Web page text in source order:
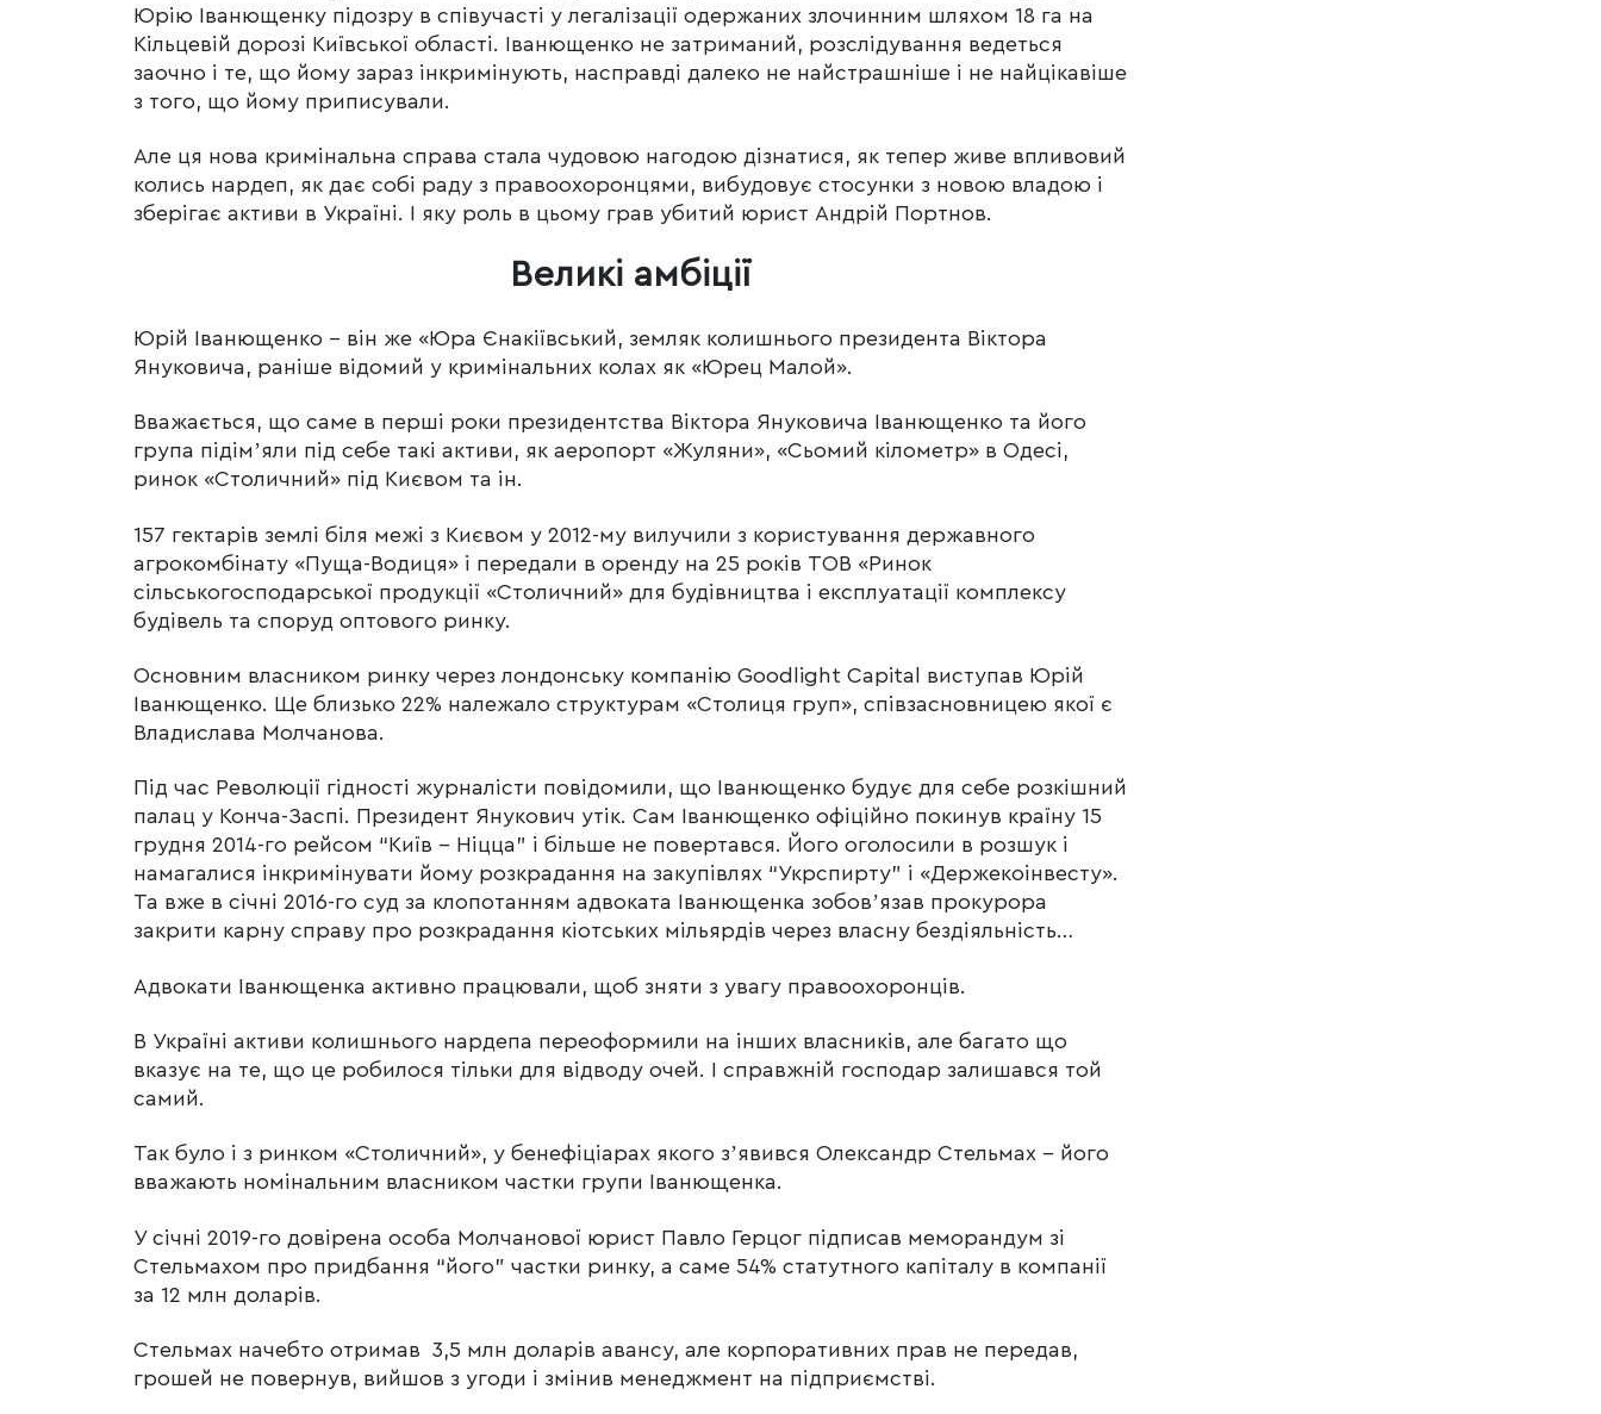
Юрію Іванющенку підозру в співучасті у легалізації одержаних злочинним шляхом 18 га на
Кільцевій дорозі Київської області. Іванющенко не затриманий, розслідування ведеться
заочно і те, що йому зараз інкримінують, насправді далеко не найстрашніше і не найцікавіше
з того, що йому приписували.
Але ця нова кримінальна справа стала чудовою нагодою дізнатися, як тепер живе впливовий
колись нардеп, як дає собі раду з правоохоронцями, вибудовує стосунки з новою владою і
зберігає активи в Україні. І яку роль в цьому грав убитий юрист Андрій Портнов.
Великі амбіції
Юрій Іванющенко – він же «Юра Єнакіївський, земляк колишнього президента Віктора
Януковича, раніше відомий у кримінальних колах як «Юрец Малой».
Вважається, що саме в перші роки президентства Віктора Януковича Іванющенко та його
група підімʼяли під себе такі активи, як аеропорт «Жуляни», «Сьомий кілометр» в Одесі,
ринок «Столичний» під Києвом та ін.
157 гектарів землі біля межі з Києвом у 2012-му вилучили з користування державного
агрокомбінату «Пуща-Водиця» і передали в оренду на 25 років ТОВ «Ринок
сільськогосподарської продукції «Столичний» для будівництва і експлуатації комплексу
будівель та споруд оптового ринку.
Основним власником ринку через лондонську компанію Goodlight Capital виступав Юрій
Іванющенко. Ще близько 22% належало структурам «Столиця груп», співзасновницею якої є
Владислава Молчанова.
Під час Революції гідності журналісти повідомили, що Іванющенко будує для себе розкішний
палац у Конча-Заспі. Президент Янукович утік. Сам Іванющенко офіційно покинув країну 15
грудня 2014-го рейсом “Київ – Ніцца” і більше не повертався. Його оголосили в розшук і
намагалися інкримінувати йому розкрадання на закупівлях “Укрспирту” і «Держекоінвесту».
Та вже в січні 2016-го суд за клопотанням адвоката Іванющенка зобовʼязав прокурора
закрити карну справу про розкрадання кіотських мільярдів через власну бездіяльність…
Адвокати Іванющенка активно працювали, щоб зняти з увагу правоохоронців.
В Україні активи колишнього нардепа переоформили на інших власників, але багато що
вказує на те, що це робилося тільки для відводу очей. І справжній господар залишався той
самий.
Так було і з ринком «Столичний», у бенефіціарах якого зʼявився Олександр Стельмах – його
вважають номінальним власником частки групи Іванющенка.
У січні 2019-го довірена особа Молчанової юрист Павло Герцог підписав меморандум зі
Стельмахом про придбання “його” частки ринку, а саме 54% статутного капіталу в компанії
за 12 млн доларів.
Стельмах начебто отримав 3,5 млн доларів авансу, але корпоративних прав не передав,
грошей не повернув, вийшов з угоди і змінив менеджмент на підприємстві.